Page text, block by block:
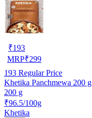
₹193
MRP₹299
193 Regular Price
Khetika Panchmewa 200 g
200 g
₹96.5/100g
Khetika